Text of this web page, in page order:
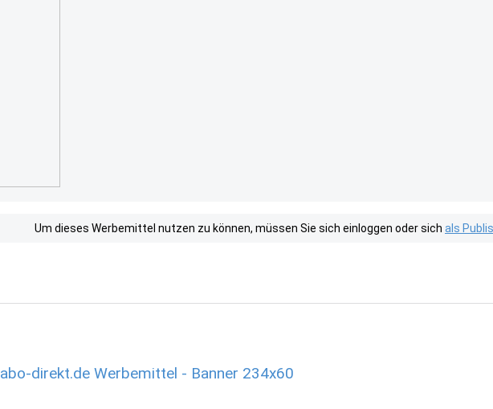
Um dieses Werbemittel nutzen zu können, müssen Sie sich einloggen oder sich als
abo-direkt.de Werbemittel - Banner 234x60